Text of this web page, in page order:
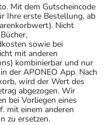
Mit dem Gutscheincode
Ihre erste Bestellung, ab
Nicht
sowie bei
mit anderen
kombinierbar und nur
der APONEO App. Nach
wird der Wert des
abgezogen. Wir
bei Vorliegen eines
mit einem anderen
zu ersetzen.